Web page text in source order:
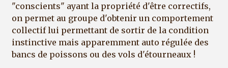
"conscients" ayant la propriété d'être correctifs,
on permet au groupe d'obtenir un comportement
collectif lui permettant de sortir de la condition
instinctive mais apparemment auto régulée des
bancs de poissons ou des vols d'étourneaux !